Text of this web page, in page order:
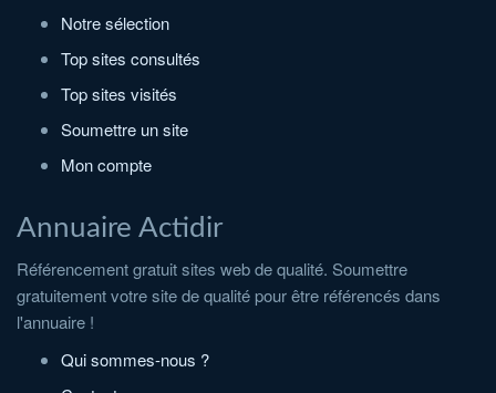
Notre sélection
Top sites consultés
Top sites visités
Soumettre un site
Mon compte
Annuaire Actidir
Référencement gratuit sites web de qualité. Soumettre
gratuitement votre site de qualité pour être référencés dans
l'annuaire !
Qui sommes-nous ?